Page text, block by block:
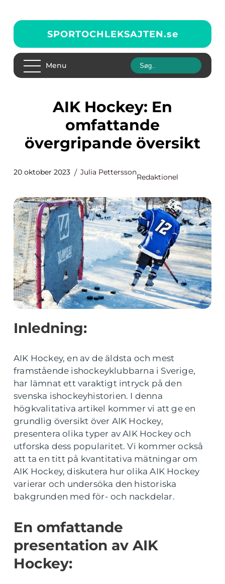
SPORTOCHLEKSAJTEN.se
Menu
AIK Hockey: En
omfattande
övergripande översikt
20 oktober 2023 Julia Pettersson
Redaktionel
Inledning:
AIK Hockey, en av de äldsta och mest
framstående ishockeyklubbarna i Sverige,
har lämnat ett varaktigt intryck på den
svenska ishockeyhistorien. I denna
högkvalitativa artikel kommer vi att ge en
grundlig översikt över AIK Hockey,
presentera olika typer av AIK Hockey och
utforska dess popularitet. Vi kommer också
att ta en titt på kvantitativa mätningar om
AIK Hockey, diskutera hur olika AIK Hockey
varierar och undersöka den historiska
bakgrunden med för- och nackdelar.
En omfattande
presentation av AIK
Hockey: